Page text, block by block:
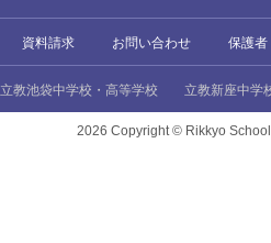
資料請求 お問い合わせ 保護者
立教池袋中学校・高等学校 立教新座中学
2026 Copyright © Rikkyo